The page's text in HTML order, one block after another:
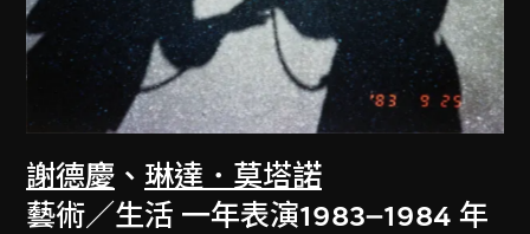
謝德慶 、 琳達．莫塔諾
藝術／生活 一年表演1983–1984 年